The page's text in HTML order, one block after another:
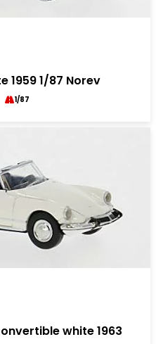
1959 1/87 Norev
1/87
white 1963